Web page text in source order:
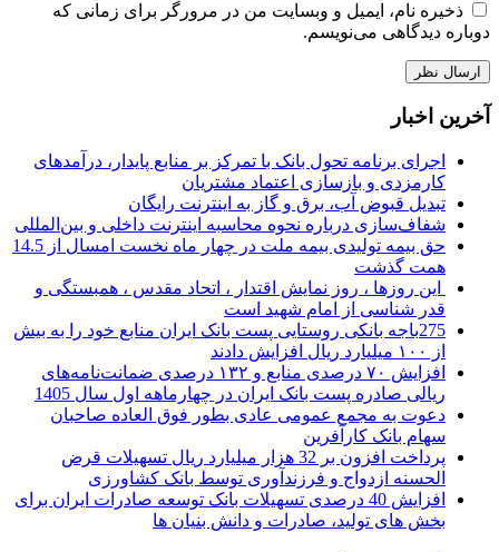
ذخیره نام، ایمیل و وبسایت من در مرورگر برای زمانی که
دوباره دیدگاهی می‌نویسم.
آخرین اخبار
اجرای برنامه تحول بانک با تمرکز بر منابع پایدار، درآمدهای
کارمزدی و بازسازی اعتماد مشتریان
تبدیل قبوض آب، برق و گاز به اینترنت رایگان
شفاف‌سازی درباره نحوه محاسبه اینترنت داخلی و بین‌المللی
حق بیمه تولیدی بیمه ملت در چهار ماه نخست امسال از 14.5
همت گذشت
این روزها ، روز نمایش اقتدار ، اتحاد مقدس ، همبستگی و
قدر شناسی از امام شهید است
275باجه بانکی روستایی پست بانک ایران منابع خود را به بیش
از ۱۰۰ میلیارد ریال افزایش دادند
افزایش ۷۰ درصدی منابع و ۱۳۲ درصدی ضمانت‌نامه‌های
ریالی صادره پست بانک ایران در چهارماهه اول سال 1405
دعوت به مجمع عمومی عادی بطور فوق العاده صاحبان
سهام بانک کارآفرین
پرداخت افزون بر 32 هزار میلیارد ریال تسهیلات قرض
الحسنه ازدواج و فرزندآوری توسط بانک کشاورزی
افزایش 40 درصدی تسهیلات بانک توسعه صادرات ایران برای
بخش های تولید، صادرات و دانش بنیان ها